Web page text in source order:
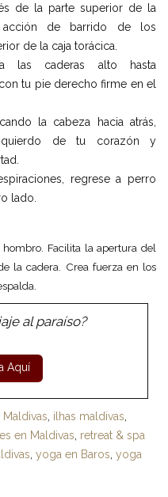
de la parte superior de la
acción de barrido de los
de la caja torácica.
las caderas alto hasta
tu pie derecho firme en el
la cabeza hacia atrás,
de tu corazón y
regrese a perro
lado.
Facilita la apertura del
la cadera. Crea fuerza en los
al paraíso?
ilhas maldivas
en Maldivas retreat & spa
yoga en Baros yoga